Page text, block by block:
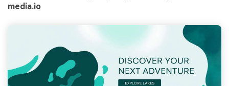
media.io